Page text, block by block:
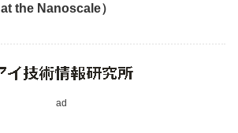
at the Nanoscale）
ad